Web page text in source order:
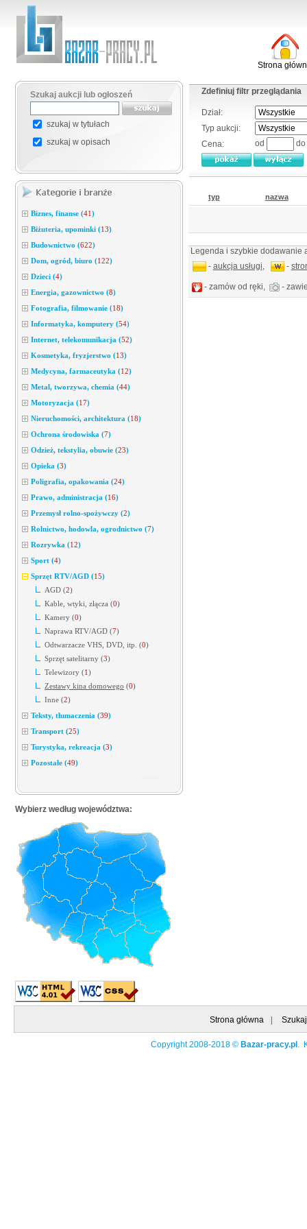
Strona
Szukaj aukcji lub ogłoszeń
szukaj w tytułach
szukaj w opisach
Biznes, finanse (41)
Biżuteria, upominki (13)
Budownictwo (622)
Dom, ogród, biuro (122)
Dzieci (4)
Energia, gazownictwo (8)
Fotografia, filmowanie (18)
Informatyka, komputery (54)
Internet, telekomunikacja (52)
Kosmetyka, fryzjerstwo (13)
Medycyna, farmaceutyka (12)
Metal, tworzywa, chemia (44)
Motoryzacja (17)
Nieruchomości, architektura (18)
Ochrona środowiska (7)
Odzież, tekstylia, obuwie (23)
Opieka (3)
Poligrafia, opakowania (24)
Prawo, administracja (16)
Przemysł rolno-spożywczy (2)
Rolnictwo, hodowla, ogrodnictwo (7)
Rozrywka (12)
Sport (4)
Sprzęt RTV/AGD (15)
AGD (2)
Kable, wtyki, złącza (0)
Kamery (0)
Naprawa RTV/AGD (7)
Odtwarzacze VHS, DVD, itp. (0)
Sprzęt satelitarny (3)
Telewizory (1)
Zestawy kina domowego (0)
Inne (2)
Teksty, tłumaczenia (39)
Transport (25)
Turystyka, rekreacja (3)
Pozostałe (49)
Wybierz według województwa:
Zdefiniuj filtr przeglądania
Dział:
Typ aukcji:
Cena:
od
typ nazwa
Legenda i szybkie dodawanie
- aukcja usługi, -
- zamów od ręki, -
Strona główna Szukaj
Copyright 2008-2018 © Bazar-pracy.pl .